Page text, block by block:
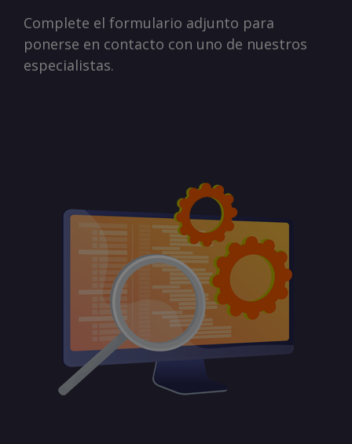
Complete el formulario adjunto para
ponerse en contacto con uno de nuestros
especialistas.